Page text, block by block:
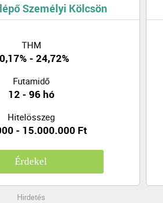
Személyi Kölcsön
THM
- 24,72%
Futamidő
12 - 96 hó
Hitelösszeg
- 15.000.000 Ft
Érdekel
Hirdetés